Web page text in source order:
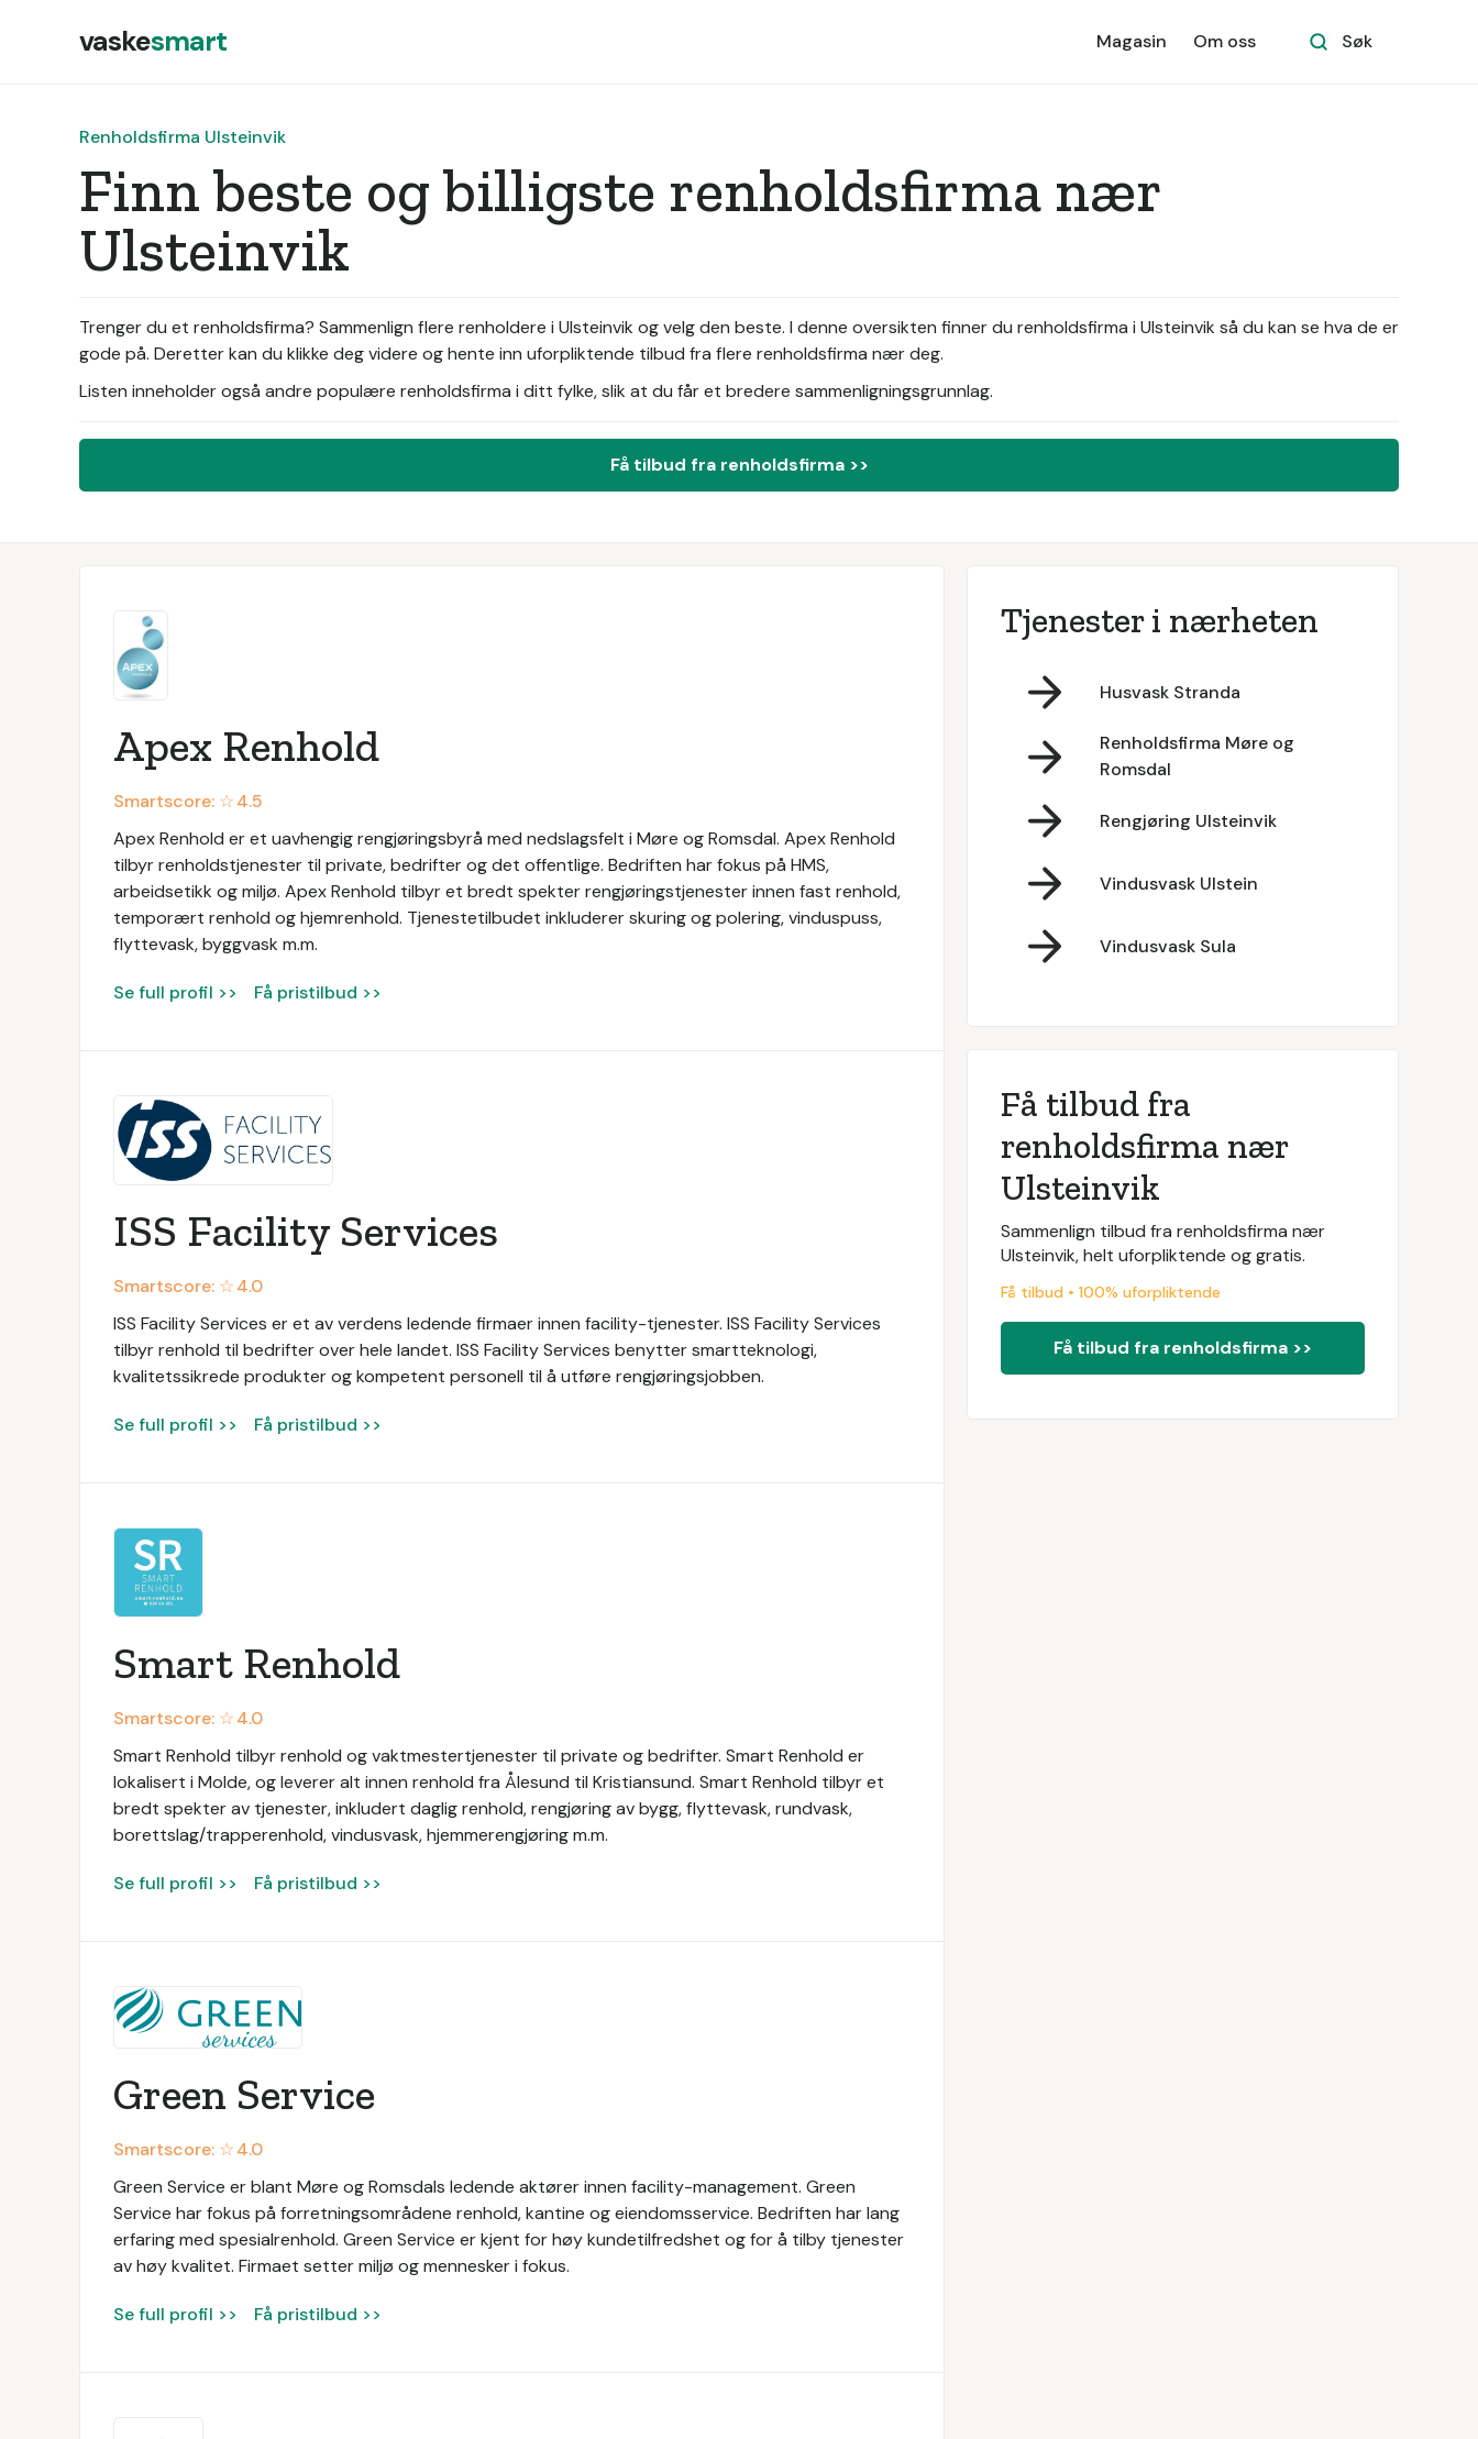
vaskesmart Magasin Om oss Søk
Renholdsfirma Ulsteinvik
Finn beste og billigste renholdsfirma nær
Ulsteinvik
Trenger du et renholdsfirma? Sammenlign flere renholdere i Ulsteinvik og velg den beste. I denne oversikten finner du renholdsfirma i Ulsteinvik så du kan se hva de er
gode på. Deretter kan du klikke deg videre og hente inn uforpliktende tilbud fra flere renholdsfirma nær deg.
Listen inneholder også andre populære renholdsfirma i ditt fylke, slik at du får et bredere sammenligningsgrunnlag.
Få tilbud fra renholdsfirma >>
Apex Renhold
Smartscore: ☆4.5
Apex Renhold er et uavhengig rengjøringsbyrå med nedslagsfelt i Møre og Romsdal. Apex Renhold
tilbyr renholdstjenester til private, bedrifter og det offentlige. Bedriften har fokus på HMS,
arbeidsetikk og miljø. Apex Renhold tilbyr et bredt spekter rengjøringstjenester innen fast renhold,
temporært renhold og hjemrenhold. Tjenestetilbudet inkluderer skuring og polering, vinduspuss,
flyttevask, byggvask m.m.
Se full profil >> Få pristilbud >>
ISS Facility Services
Smartscore: ☆4.0
ISS Facility Services er et av verdens ledende firmaer innen facility-tjenester. ISS Facility Services
tilbyr renhold til bedrifter over hele landet. ISS Facility Services benytter smartteknologi,
kvalitetssikrede produkter og kompetent personell til å utføre rengjøringsjobben.
Se full profil >> Få pristilbud >>
Smart Renhold
Smartscore: ☆4.0
Smart Renhold tilbyr renhold og vaktmestertjenester til private og bedrifter. Smart Renhold er
lokalisert i Molde, og leverer alt innen renhold fra Ålesund til Kristiansund. Smart Renhold tilbyr et
bredt spekter av tjenester, inkludert daglig renhold, rengjøring av bygg, flyttevask, rundvask,
borettslag/trapperenhold, vindusvask, hjemmerengjøring m.m.
Se full profil >> Få pristilbud >>
Green Service
Smartscore: ☆4.0
Green Service er blant Møre og Romsdals ledende aktører innen facility-management. Green
Service har fokus på forretningsområdene renhold, kantine og eiendomsservice. Bedriften har lang
erfaring med spesialrenhold. Green Service er kjent for høy kundetilfredshet og for å tilby tjenester
av høy kvalitet. Firmaet setter miljø og mennesker i fokus.
Se full profil >> Få pristilbud >>
Tjenester i nærheten
Husvask Stranda
Renholdsfirma Møre og
Romsdal
Rengjøring Ulsteinvik
Vindusvask Ulstein
Vindusvask Sula
Få tilbud fra
renholdsfirma nær
Ulsteinvik
Sammenlign tilbud fra renholdsfirma nær
Ulsteinvik, helt uforpliktende og gratis.
Få tilbud • 100% uforpliktende
Få tilbud fra renholdsfirma >>